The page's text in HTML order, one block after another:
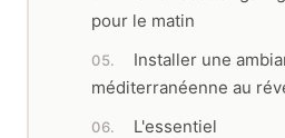
pour le matin
Installer une
méditerranéenne au
L'essentiel